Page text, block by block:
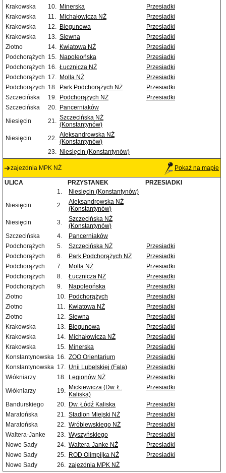
Krakowska 10. Minerska
Przesiadki
Krakowska
11. Michałowicza NŻ
Przesiadki
Krakowska
12. Biegunowa
Przesiadki
Krakowska
13. Siewna
Przesiadki
Złotno
14. Kwiatowa NŻ
Przesiadki
Podchorążych 15. Napoleońska
Przesiadki
Podchorążych 16. Łucznicza NŻ
Przesiadki
Podchorążych 17. Molla NŻ
Przesiadki
Podchorążych 18. Park Podchorążych NŻ
Przesiadki
Szczecińska
19. Podchorążych NŻ
Przesiadki
Szczecińska
20. Pancerniaków
Niesięcin
21. Szczecińska NŻ
(Konstantynów)
Niesięcin
22. Aleksandrowska NŻ
(Konstantynów)
23. Niesięcin (Konstantynów)
zajezdnia MPK NŻ Pokaż na mapie
ULICA PRZYSTANEK
PRZESIADKI
1.
Niesięcin (Konstantynów)
Niesięcin
2.
Aleksandrowska NŻ
(Konstantynów)
Niesięcin
3.
Szczecińska NŻ
(Konstantynów)
Szczecińska
4.
Pancerniaków
Podchorążych
5. Szczecińska NŻ
Przesiadki
Podchorążych
6. Park Podchorążych NŻ
Przesiadki
Podchorążych
7. Molla NŻ
Przesiadki
Podchorążych
8. Łucznicza NŻ
Przesiadki
Podchorążych
9. Napoleońska
Przesiadki
Złotno
10. Podchorążych
Przesiadki
Złotno
11. Kwiatowa NŻ
Przesiadki
Złotno
12. Siewna
Przesiadki
Krakowska
13. Biegunowa
Przesiadki
Krakowska
14. Michałowicza NŻ
Przesiadki
Krakowska
15. Minerska
Przesiadki
Konstantynowska 16. ZOO Orientarium
Przesiadki
Konstantynowska 17. Unii Lubelskiej (Fala)
Przesiadki
Włókniarzy
18. Legionów NŻ
Przesiadki
Włókniarzy
19. Mickiewicza (Dw. Ł.
Kaliska)
Przesiadki
Bandurskiego 20. Dw. Łódź Kaliska
Przesiadki
Maratońska
21. Stadion Miejski NŻ
Przesiadki
Maratońska
22. Wróblewskiego NŻ
Przesiadki
Waltera-Janke
23. Wyszyńskiego
Przesiadki
Nowe Sady
24. Waltera-Janke NŻ
Przesiadki
Nowe Sady
25. ROD Olimpijka NŻ
Przesiadki
Nowe Sady
26. zajezdnia MPK NŻ